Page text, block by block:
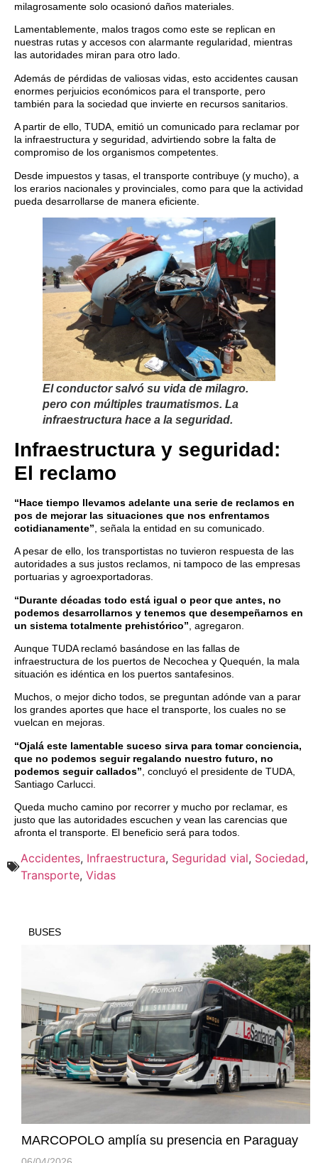
milagrosamente solo ocasionó daños materiales.
Lamentablemente, malos tragos como este se replican en
nuestras rutas y accesos con alarmante regularidad, mientras
las autoridades miran para otro lado.
Además de pérdidas de valiosas vidas, esto accidentes causan
enormes perjuicios económicos para el transporte, pero
también para la sociedad que invierte en recursos sanitarios.
A partir de ello, TUDA, emitió un comunicado para reclamar por
la infraestructura y seguridad, advirtiendo sobre la falta de
compromiso de los organismos competentes.
Desde impuestos y tasas, el transporte contribuye (y mucho), a
los erarios nacionales y provinciales, como para que la actividad
pueda desarrollarse de manera eficiente.
El conductor salvó su vida de milagro.
pero con múltiples traumatismos. La
infraestructura hace a la seguridad.
Infraestructura y seguridad:
El reclamo
“Hace tiempo llevamos adelante una serie de reclamos en
pos de mejorar las situaciones que nos enfrentamos
cotidianamente” , señala la entidad en su comunicado.
A pesar de ello, los transportistas no tuvieron respuesta de las
autoridades a sus justos reclamos, ni tampoco de las empresas
portuarias y agroexportadoras.
“Durante décadas todo está igual o peor que antes, no
podemos desarrollarnos y tenemos que desempeñarnos en
un sistema totalmente prehistórico” , agregaron.
Aunque TUDA reclamó basándose en las fallas de
infraestructura de los puertos de Necochea y Quequén, la mala
situación es idéntica en los puertos santafesinos.
Muchos, o mejor dicho todos, se preguntan adónde van a parar
los grandes aportes que hace el transporte, los cuales no se
vuelcan en mejoras.
“Ojalá este lamentable suceso sirva para tomar conciencia,
que no podemos seguir regalando nuestro futuro, no
podemos seguir callados” , concluyó el presidente de TUDA,
Santiago Carlucci.
Queda mucho camino por recorrer y mucho por reclamar, es
justo que las autoridades escuchen y vean las carencias que
afronta el transporte. El beneficio será para todos.
Accidentes, Infraestructura, Seguridad vial, Sociedad,
Transporte, Vidas
BUSES
MARCOPOLO amplía su presencia en Paraguay